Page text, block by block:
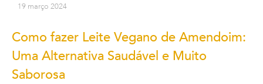
19 março 2024
Como fazer Leite Vegano de Amendoim:
Uma Alternativa Saudável e Muito
Saborosa